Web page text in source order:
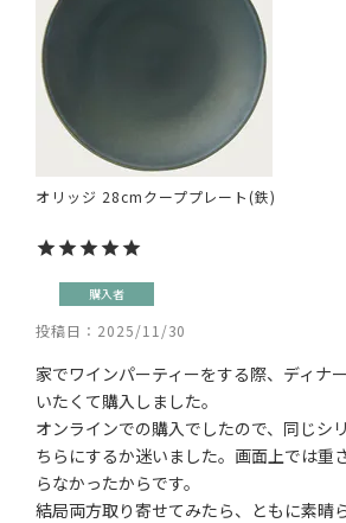
オリッジ 28cmクーププレート(鉄)
購入者
投稿日 2025/11/30
家でワインパーティーをする際、ディナ
いたくて購入しました。
オンラインでの購入でしたので、同じシ
ちらにするか迷いました。画面上では重
らなかったからです。
結局両方取り寄せてみたら、ともに素晴